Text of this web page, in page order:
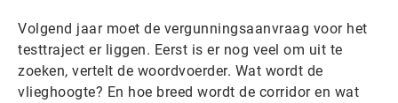
Volgend jaar moet de vergunningsaanvraag voor het
testtraject er liggen. Eerst is er nog veel om uit te
zoeken, vertelt de woordvoerder. Wat wordt de
vlieghoogte? En hoe breed wordt de corridor en wat